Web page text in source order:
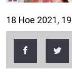
18 Ное 2021,